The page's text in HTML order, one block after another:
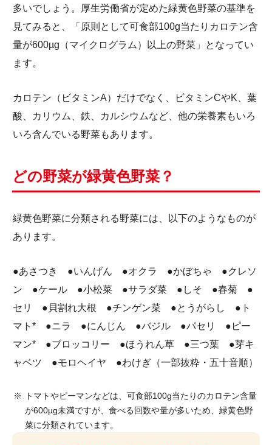
多いでしょう。厚生労働省が定めた緑黄色野菜の基準を
見てみると、「原則として可食部100g当たりカロテン含
量が600µg （マイクログラム）以上の野菜」となってい
ます。
カロテン（ビタミンA）だけでなく、ビタミンCやK、葉
酸、カリウム、鉄、カルシウムなど、他の栄養素もいろ
いろ含んでいる野菜もあります。
どの野菜が緑黄色野菜？
緑黄色野菜に分類される野菜には、以下のようなものが
あります。
●あさつき ●いんげん ●オクラ ●かぼちゃ ●クレソ
ン ●ケール ●小松菜 ●サラダ菜 ●しそ ●春菊 ●
セリ ●貝割れ大根 ●チンゲン菜 ●とうがらし ●ト
マト* ●ニラ ●にんじん ●バジル ●パセリ ●ピー
マン* ●ブロッコリー ●ほうれん草 ●三つ葉 ●芽キ
ャベツ ●モロヘイヤ ●わけぎ（一部抜粋・五十音順）
トマトやピーマンなどは、可食部100g当たりのカロテン含量
が600µg未満ですが、食べる回数や量が多いため、緑黄色野
菜に分類されています。